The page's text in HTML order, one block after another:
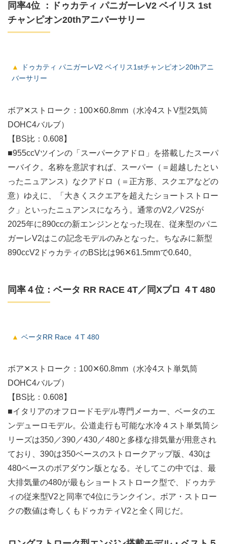
同率4位 ：ドゥカティ パニガーレV2 ベイリス 1st
チャンピオン20thアニバーサリー
ドゥカティ パニガーレV2 ベイリス1stチャンピオン20thアニ
バーサリー
ボア✕ストローク：100✕60.8mm（水冷4ストV型2気筒
DOHC4バルブ）
【BS比：0.608】
■955ccVツインの「スーパークアドロ」を搭載したスーパ
ーバイク。名称を意訳すれば、スーパー（＝超越したとい
ったニュアンス）なクアドロ（＝正方形、スクエアなどの
意）ゆえに、「大きくスクエアを超えたショートストロー
ク」といったニュアンスになろう。通常のV2／V2Sが
2025年に890ccの新エンジンとなった現在、従来型のパニ
ガーレV2はこの記念モデルのみとなった。ちなみに新型
890ccV2ドゥカティのBS比は96✕61.5mmで0.640。
同率４位：ベータ RR RACE 4T／同Xプロ ４T 480
ベータRR Race ４T 480
ボア✕ストローク：100✕60.8mm（水冷4スト単気筒
DOHC4バルブ）
【BS比：0.608】
■イタリアのオフロードモデル専門メーカー、ベータのエ
ンデューロモデル。公道走行も可能な水冷４スト単気筒シ
リーズは350／390／430／480と多様な排気量が用意され
ており、390は350ベースのストロークアップ版、430は
480ベースのボアダウン版となる。そしてこの中では、最
大排気量の480が最もショートストローク型で、ドゥカテ
ィの従来型V2と同率で4位にランクイン。ボア・ストロー
クの数値は奇しくもドゥカティV2と全く同じだ。